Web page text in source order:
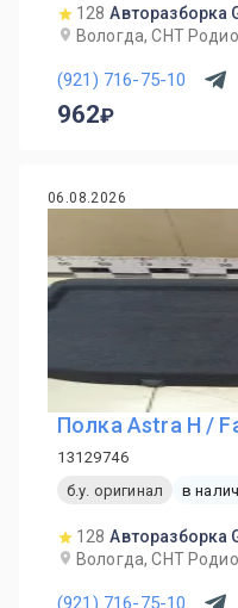
128 Авторазборка
Вологда, СНТ
(921) 716-75-10
962
06.08.2026
Полка Astra H /
13129746
б.у. оригинал
в
128 Авторазборка
Вологда, СНТ
(921) 716-75-10